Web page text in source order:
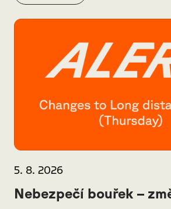
5. 8. 2026
Nebezpečí bouřek –